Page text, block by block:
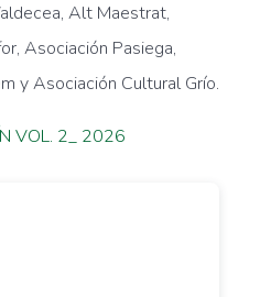
Alt Maestrat,
Asociación Pasiega,
y Asociación Cultural Grío.
VOL. 2_ 2026